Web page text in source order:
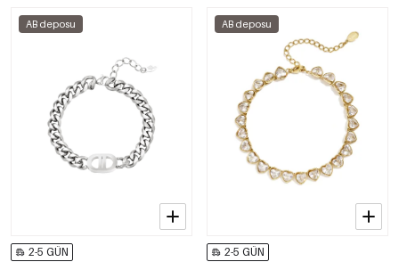
AB deposu
2-5 GÜN
AB deposu
2-5 GÜN